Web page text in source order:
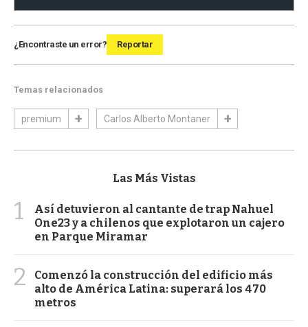
¿Encontraste un error? Reportar
Temas relacionados
premium Carlos Alberto Montaner
Las Más Vistas
1
Así detuvieron al cantante de trap Nahuel
One23 y a chilenos que explotaron un cajero
en Parque Miramar
2
Comenzó la construcción del edificio más
alto de América Latina: superará los 470
metros